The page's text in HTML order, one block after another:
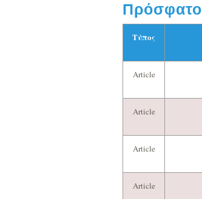
Πρόσφατο
Τύπος
Article
Article
Article
Article